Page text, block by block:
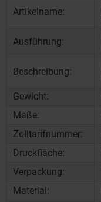
Artikelname:
Ausführung:
Beschreibung:
Gewicht:
Maße:
Zolltarifnummer:
Druckfläche:
Verpackung:
Material: